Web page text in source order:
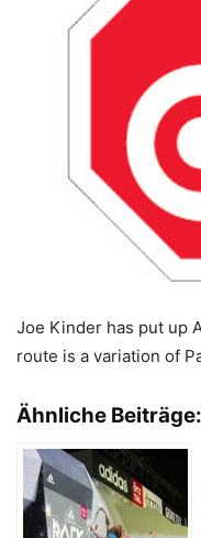
Joe Kinder has put up
route is a variation of
Ähnliche Beiträge: